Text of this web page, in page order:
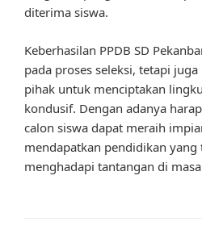
diterima siswa.
Keberhasilan PPDB SD
pada proses seleksi, tetapi
pihak untuk menciptakan
kondusif. Dengan adanya
calon siswa dapat meraih
mendapatkan pendidikan yang
menghadapi tantangan di